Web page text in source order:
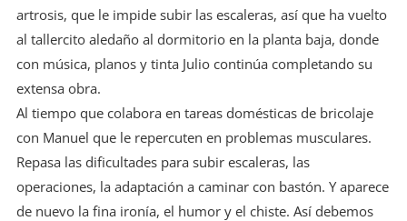
artrosis, que le impide subir las escaleras, así que ha vuelto
al tallercito aledaño al dormitorio en la planta baja, donde
con música, planos y tinta Julio continúa completando su
extensa obra.
Al tiempo que colabora en tareas domésticas de bricolaje
con Manuel que le repercuten en problemas musculares.
Repasa las dificultades para subir escaleras, las
operaciones, la adaptación a caminar con bastón. Y aparece
de nuevo la fina ironía, el humor y el chiste. Así debemos